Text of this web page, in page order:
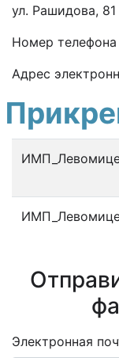
ул. Рашидова, 81
Номер
Адрес
Электронная